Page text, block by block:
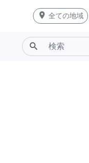
place 全ての地域
search